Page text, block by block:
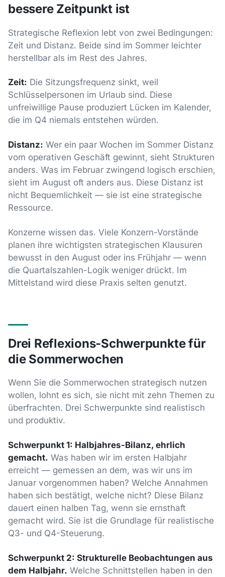
bessere Zeitpunkt ist
Strategische Reflexion lebt von zwei Bedingungen:
Zeit und Distanz. Beide sind im Sommer leichter
herstellbar als im Rest des Jahres.
Zeit: Die Sitzungsfrequenz sinkt, weil
Schlüsselpersonen im Urlaub sind. Diese
unfreiwillige Pause produziert Lücken im Kalender,
die im Q4 niemals entstehen würden.
Distanz: Wer ein paar Wochen im Sommer Distanz
vom operativen Geschäft gewinnt, sieht Strukturen
anders. Was im Februar zwingend logisch erschien,
sieht im August oft anders aus. Diese Distanz ist
nicht Bequemlichkeit — sie ist eine strategische
Ressource.
Konzerne wissen das. Viele Konzern-Vorstände
planen ihre wichtigsten strategischen Klausuren
bewusst in den August oder ins Frühjahr — wenn
die Quartalszahlen-Logik weniger drückt. Im
Mittelstand wird diese Praxis selten genutzt.
Drei Reflexions-Schwerpunkte für
die Sommerwochen
Wenn Sie die Sommerwochen strategisch nutzen
wollen, lohnt es sich, sie nicht mit zehn Themen zu
überfrachten. Drei Schwerpunkte sind realistisch
und produktiv.
Schwerpunkt 1: Halbjahres-Bilanz, ehrlich
gemacht. Was haben wir im ersten Halbjahr
erreicht — gemessen an dem, was wir uns im
Januar vorgenommen haben? Welche Annahmen
haben sich bestätigt, welche nicht? Diese Bilanz
dauert einen halben Tag, wenn sie ernsthaft
gemacht wird. Sie ist die Grundlage für realistische
Q3- und Q4-Steuerung.
Schwerpunkt 2: Strukturelle Beobachtungen aus
dem Halbjahr. Welche Schnittstellen haben in den